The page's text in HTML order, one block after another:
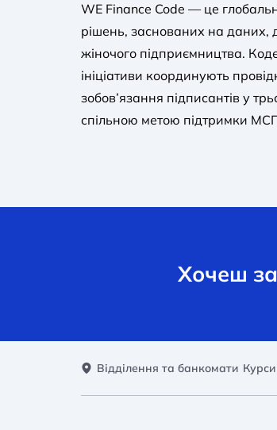
WE Finance Code — це
рішень, заснованих на даних,
жіночого підприємництва.
ініціативи координують
зобов’язання підписантів у
спільною метою підтримки
Хочеш
Відділення та банкомати